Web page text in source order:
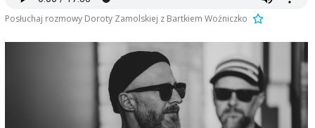
Posłuchaj rozmowy Doroty Zamolskiej z Bartkiem Woźniczko